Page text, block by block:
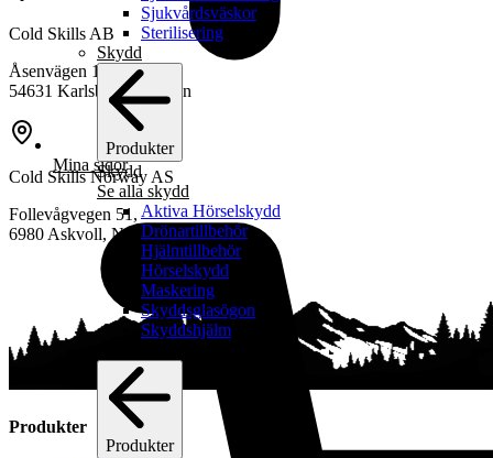
Sjukvårdsväskor
Sterilisering
Skydd
Produkter
Skydd
Se alla skydd
Aktiva Hörselskydd
Drönartillbehör
Hjälmtillbehör
Hörselskydd
Maskering
Skyddsglasögon
Skyddshjälm
Produkter
Mina sidor
Cold Skills AB
Åsenvägen 10
54631 Karlsborg, Sweden
Cold Skills Norway AS
Follevågvegen 51,
6980 Askvoll, Norway
Produkter